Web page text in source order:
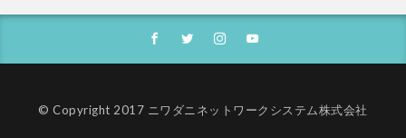
© Copyright 2017 ニワダニネットワークシステム株式会社